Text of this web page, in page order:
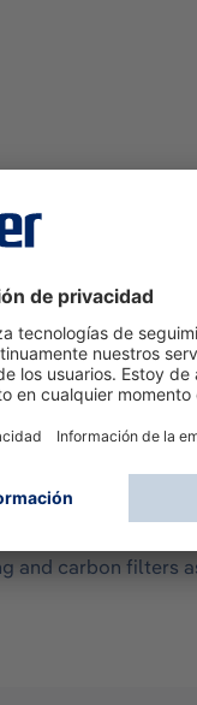
standard
purify the
gases and
and carbon filters